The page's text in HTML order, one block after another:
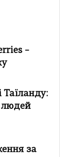
–
Таїланду:
людей
за